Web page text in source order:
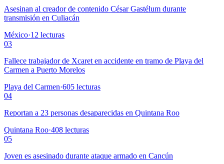
Asesinan al creador de contenido César Gastélum durante
transmisión en Culiacán
México·12 lecturas
03
Fallece trabajador de Xcaret en accidente en tramo de Playa del
Carmen a Puerto Morelos
Playa del Carmen·605 lecturas
04
Reportan a 23 personas desaparecidas en Quintana Roo
Quintana Roo·408 lecturas
05
Joven es asesinado durante ataque armado en Cancún